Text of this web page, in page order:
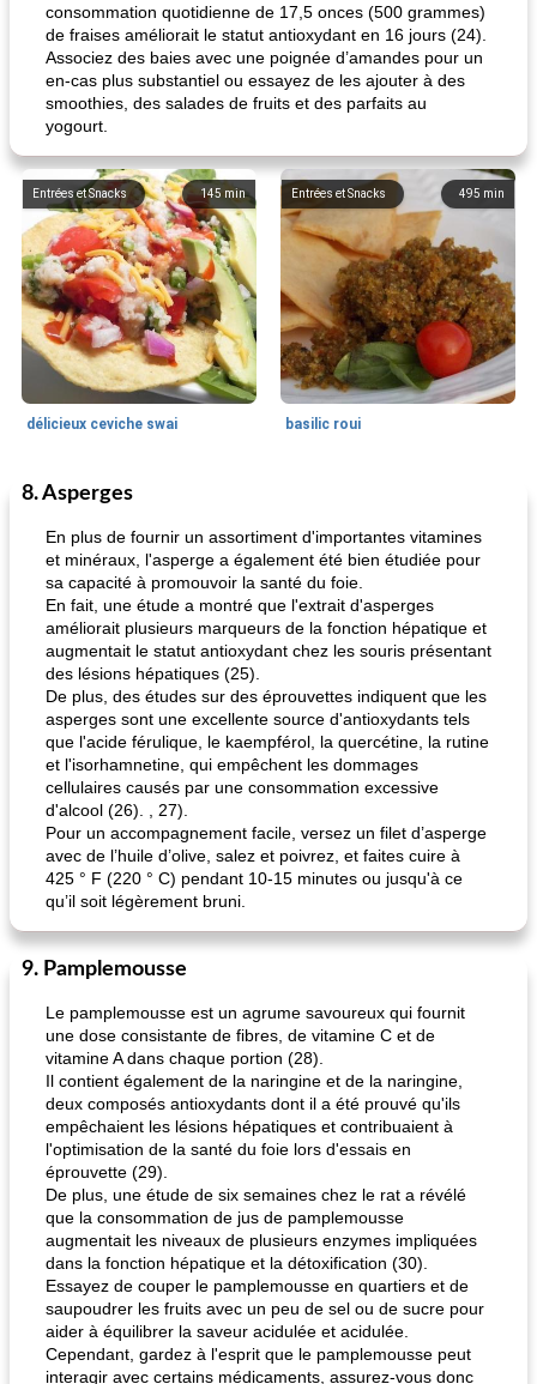
consommation quotidienne de 17,5 onces (500 grammes)
de fraises améliorait le statut antioxydant en 16 jours (24).
Associez des baies avec une poignée d’amandes pour un
en-cas plus substantiel ou essayez de les ajouter à des
smoothies, des salades de fruits et des parfaits au
yogourt.
145 min
Entrées et Snacks
délicieux ceviche swai
495 min
Entrées et Snacks
basilic roui
Déjeuner / Snacks
pois chiches rôtis aux épices amandes au cheddar rôti
8. Asperges
En plus de fournir un assortiment d'importantes vitamines
et minéraux, l'asperge a également été bien étudiée pour
sa capacité à promouvoir la santé du foie.
En fait, une étude a montré que l'extrait d'asperges
améliorait plusieurs marqueurs de la fonction hépatique et
augmentait le statut antioxydant chez les souris présentant
des lésions hépatiques (25).
De plus, des études sur des éprouvettes indiquent que les
asperges sont une excellente source d'antioxydants tels
que l'acide férulique, le kaempférol, la quercétine, la rutine
et l'isorhamnetine, qui empêchent les dommages
cellulaires causés par une consommation excessive
d'alcool (26). , 27).
Pour un accompagnement facile, versez un filet d’asperge
avec de l’huile d’olive, salez et poivrez, et faites cuire à
425 ° F (220 ° C) pendant 10-15 minutes ou jusqu'à ce
qu’il soit légèrement bruni.
9. Pamplemousse
Le pamplemousse est un agrume savoureux qui fournit
une dose consistante de fibres, de vitamine C et de
vitamine A dans chaque portion (28).
Il contient également de la naringine et de la naringine,
deux composés antioxydants dont il a été prouvé qu'ils
empêchaient les lésions hépatiques et contribuaient à
l'optimisation de la santé du foie lors d'essais en
éprouvette (29).
De plus, une étude de six semaines chez le rat a révélé
que la consommation de jus de pamplemousse
augmentait les niveaux de plusieurs enzymes impliquées
dans la fonction hépatique et la détoxification (30).
Essayez de couper le pamplemousse en quartiers et de
saupoudrer les fruits avec un peu de sel ou de sucre pour
aider à équilibrer la saveur acidulée et acidulée.
Cependant, gardez à l'esprit que le pamplemousse peut
interagir avec certains médicaments, assurez-vous donc